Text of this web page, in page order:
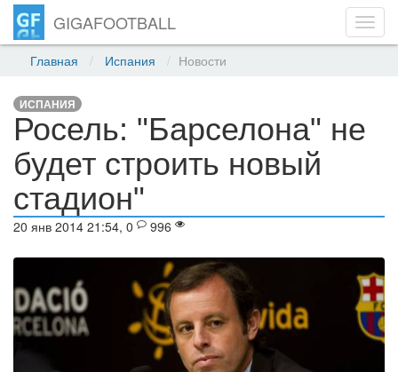
GIGAFOOTBALL
Главная Испания Новости
ИСПАНИЯ
Росель: "Барселона" не
будет строить новый
стадион"
20 янв 2014 21:54, 0 996